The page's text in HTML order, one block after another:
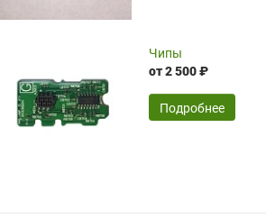
16.04.2026
Чипы
от 2 500 ₽
Подробнее